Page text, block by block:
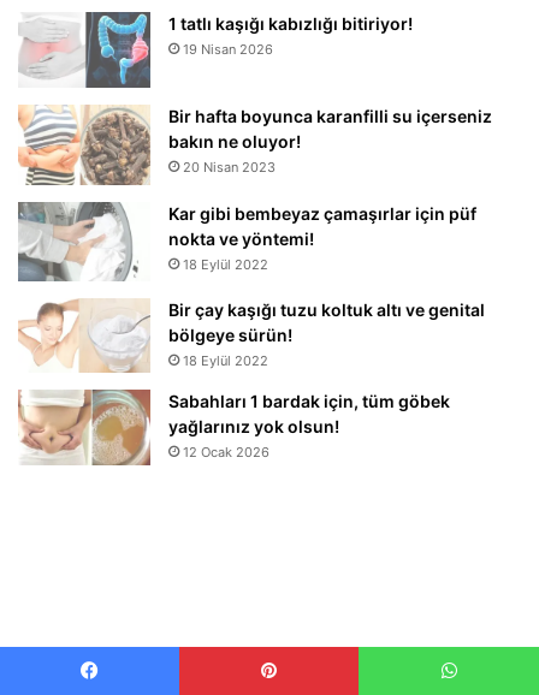
1 tatlı kaşığı kabızlığı bitiriyor!
19 Nisan 2026
Bir hafta boyunca karanfilli su içerseniz
bakın ne oluyor!
20 Nisan 2023
Kar gibi bembeyaz çamaşırlar için püf
nokta ve yöntemi!
18 Eylül 2022
Bir çay kaşığı tuzu koltuk altı ve genital
bölgeye sürün!
18 Eylül 2022
Sabahları 1 bardak için, tüm göbek
yağlarınız yok olsun!
12 Ocak 2026